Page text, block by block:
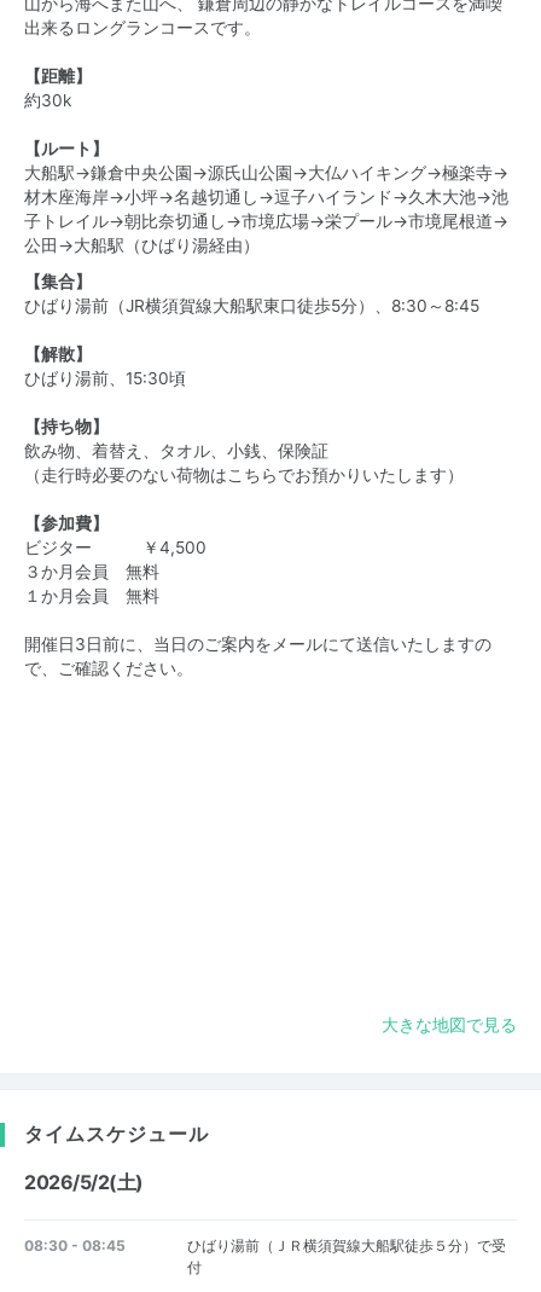
出来るロングランコースです。
【距離】
約30k
【ルート】
大船駅→鎌倉中央公園→源氏山公園→大仏ハイキング→極楽寺→
材木座海岸→小坪→名越切通し→逗子ハイランド→久木大池→池
子トレイル→朝比奈切通し→市境広場→栄プール→市境尾根道→
公田→大船駅（ひばり湯経由）
【集合】
ひばり湯前（JR横須賀線大船駅東口徒歩5分）、8:30～8:45
【解散】
ひばり湯前、15:30頃
【持ち物】
飲み物、着替え、タオル、小銭、保険証
（走行時必要のない荷物はこちらでお預かりいたします）
【参加費】
ビジター ￥4,500
３か月会員 無料
１か月会員 無料
開催日3日前に、当日のご案内をメールにて送信いたしますの
で、ご確認ください。
大きな地図で見る
タイムスケジュール
2026/5/2(土)
08:30 - 08:45
ひばり湯前（ＪＲ横須賀線大船駅徒歩５分）で受
付